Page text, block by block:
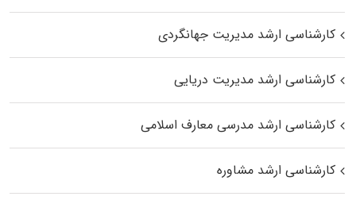
کارشناسی ارشد مدیریت جهانگردی
کارشناسی ارشد مدیریت دریایی
کارشناسی ارشد مدرسی معارف اسلامی
کارشناسی ارشد مشاوره